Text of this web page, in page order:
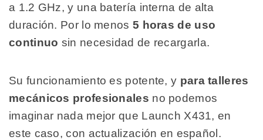
a 1.2 GHz, y una batería interna de alta
duración. Por lo menos 5 horas de uso
continuo sin necesidad de recargarla.
Su funcionamiento es potente, y para talleres
mecánicos profesionales no podemos
imaginar nada mejor que Launch X431, en
este caso, con actualización en español.